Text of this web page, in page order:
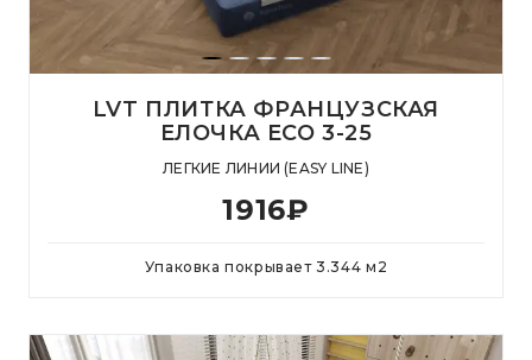
LVT ПЛИТКА ФРАНЦУЗСКАЯ
ЕЛОЧКА ECO 3-25
ЛЕГКИЕ ЛИНИИ (EASY LINE)
1916₽
Упаковка покрывает3.344 м 2